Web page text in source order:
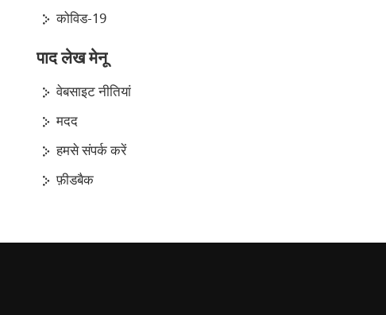
कोविड-19
पाद लेख मेनू
वेबसाइट नीतियां
मदद
हमसे संपर्क करें
फ़ीडबैक